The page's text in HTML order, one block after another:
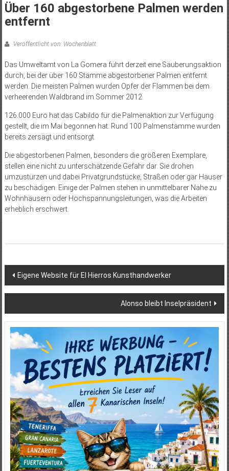
Über 160 abgestorbene Palmen werden
entfernt
Veröffentlicht von: Wochenblatt
Das Umweltamt von La Gomera führt derzeit eine Säuberungsaktion
durch, bei der über 160 Stämme abgestorbener Palmen entfernt
werden. Die meisten Palmen wurden Opfer der Flammen bei dem
verheerenden Waldbrand im Sommer 2012.
126.000 Euro hat das Cabildo für die Palmenaktion zur Verfügung
gestellt, die im Mai begonnen hat. Rund 100 Palmenstämme wurden
bereits zersägt und entsorgt.
Die abgestorbenen Palmen, besonders die größeren Exemplare,
stellen eine nicht zu unterschätzende Gefahr dar. Sie drohen
umzustürzen und dabei Privatgrundstücke, Straßen oder gar Häuser
zu beschädigen. Einige der Palmen stehen in unmittelbarer Nähe zu
Wohnhäusern oder Hochspannungsleitungen, was die Arbeiten
erheblich erschwert.
Beitragsnavigation
Eigene Website für El Hierros Kunsthandwerker
Alonso bleibt Inselpräsident